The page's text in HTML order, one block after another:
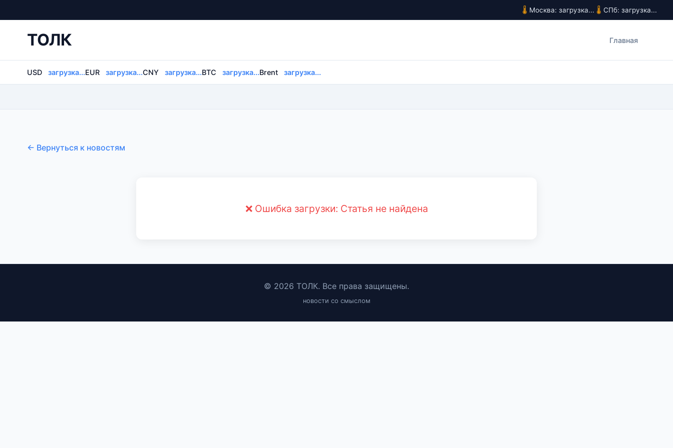
Москва: загрузка... СПб: загрузка...
ТОЛК Главная
USD загрузка...EUR загрузка...CNY загрузка...BTC загрузка...Brent загрузка...
← Вернуться к новостям
❌ Ошибка загрузки: Статья не найдена
© 2026 ТОЛК. Все права защищены.
новости со смыслом